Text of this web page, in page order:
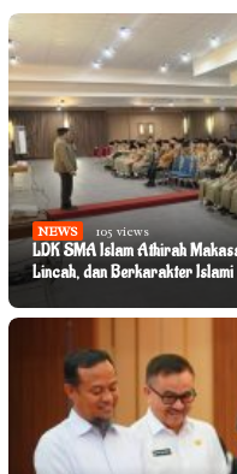
NEWS 105 views
LDK SMA Islam Athirah
Lincah, dan Berkarakter Islami